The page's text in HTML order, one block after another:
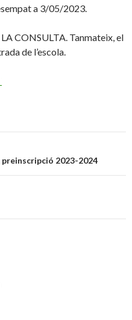
a 3/05/2023.
CONSULTA. Tanmateix, el
de l’escola.
preinscripció 2023-2024